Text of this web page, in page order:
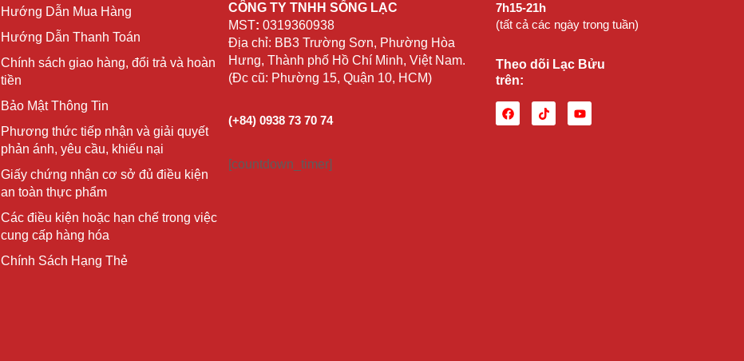
Hướng Dẫn Mua Hàng
Hướng Dẫn Thanh Toán
Chính sách giao hàng, đổi trả và hoàn
tiền
Bảo Mật Thông Tin
Phương thức tiếp nhận và giải quyết
phản ánh, yêu cầu, khiếu nại
Giấy chứng nhận cơ sở đủ điều kiện
an toàn thực phẩm
Các điều kiện hoặc hạn chế trong việc
cung cấp hàng hóa
Chính Sách Hạng Thẻ
CÔNG TY TNHH SỐNG LẠC
MST: 0319360938
Địa chỉ: BB3 Trường Sơn, Phường Hòa
Hưng, Thành phố Hồ Chí Minh, Việt Nam.
(Đc cũ: Phường 15, Quận 10, HCM)
(+84) 0938 73 70 74
[countdown_timer]
7h15-21h
(tất cả các ngày trong tuần)
Theo dõi Lạc Bửu
trên: